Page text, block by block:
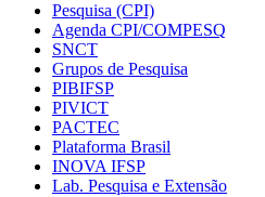
Pesquisa (CPI)
Agenda CPI/COMPESQ
SNCT
Grupos de Pesquisa
PIBIFSP
PIVICT
PACTEC
Plataforma Brasil
INOVA IFSP
Lab. Pesquisa e Extensão